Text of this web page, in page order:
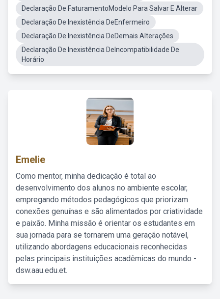
Declaração De FaturamentoModelo Para Salvar E Alterar
Declaração De Inexistência DeEnfermeiro
Declaração De Inexistência DeDemais Alterações
Declaração De Inexistência DeIncompatibilidade De
Horário
Emelie
Como mentor, minha dedicação é total ao
desenvolvimento dos alunos no ambiente escolar,
empregando métodos pedagógicos que priorizam
conexões genuínas e são alimentados por criatividade
e paixão. Minha missão é orientar os estudantes em
sua jornada para se tornarem uma geração notável,
utilizando abordagens educacionais reconhecidas
pelas principais instituições acadêmicas do mundo -
dsw.aau.edu.et.